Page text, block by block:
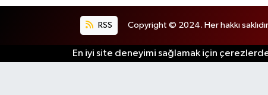
RSS Copyright © 2024. Her hakkı
En iyi site deneyimi sağlamak için